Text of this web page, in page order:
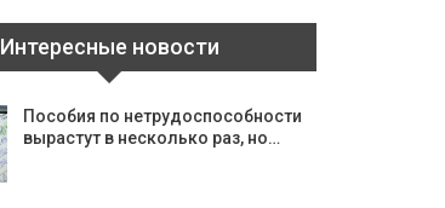
Интересные новости
Пособия по нетрудоспособности
вырастут в несколько раз, но…